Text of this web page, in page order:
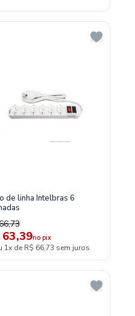
de linha Intelbras 6
63,39no pix
1x de R$ 66,73 sem juros